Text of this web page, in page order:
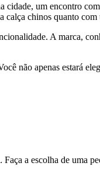
cidade, um encontro
calça chinos quanto com
A marca,
não apenas estará
a escolha de uma